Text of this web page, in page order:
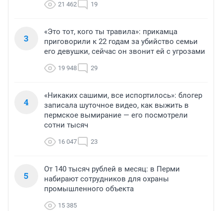
21 462 19
3
«Это тот, кого ты травила»: прикамца
приговорили к 22 годам за убийство семьи
его девушки, сейчас он звонит ей с угрозами
19 948 29
4
«Никаких сашими, все испортилось»: блогер
записала шуточное видео, как выжить в
пермское вымирание — его посмотрели
сотни тысяч
16 047 23
5
От 140 тысяч рублей в месяц: в Перми
набирают сотрудников для охраны
промышленного объекта
15 385